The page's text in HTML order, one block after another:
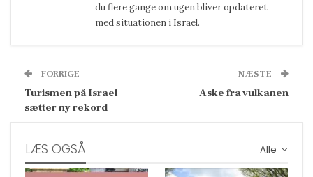
du flere gange om ugen bliver opdateret
med situationen i Israel.
FORRIGE
Turismen på Israel
sætter ny rekord
NÆSTE
Aske fra vulkanen
Alle
LÆS OGSÅ